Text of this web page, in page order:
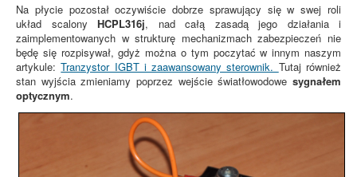
Na płycie pozostał oczywiście dobrze sprawujący się w swej roli
układ scalony HCPL316j, nad całą zasadą jego działania i
zaimplementowanych w strukturę mechanizmach zabezpieczeń nie
będę się rozpisywał, gdyż można o tym poczytać w innym naszym
artykule:Tranzystor IGBT i zaawansowany sterownik. Tutaj również
stan wyjścia zmieniamy poprzez wejście światłowodowe sygnałem
optycznym.